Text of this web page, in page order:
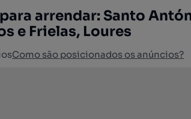
arrendar: Santo
e Frielas, Loures
Como são posicionados os anúncios?